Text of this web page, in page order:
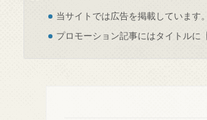
当サイトでは広告を掲載しています。
プロモーション記事にはタイトルに